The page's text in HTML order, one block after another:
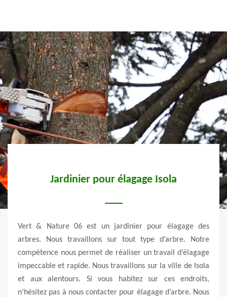
Jardinier pour élagage Isola
Vert & Nature 06 est un jardinier pour élagage des
arbres. Nous travaillons sur tout type d’arbre. Notre
compétence nous permet de réaliser un travail d’élagage
impeccable et rapide. Nous travaillons sur la ville de Isola
et aux alentours. Si vous habitez sur ces endroits,
n’hésitez pas à nous contacter pour élagage d’arbre. Nous